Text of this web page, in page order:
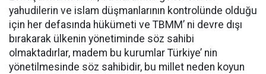
yahudilerin ve islam düşmanlarının kontrolünde olduğu
için her defasında hükümeti ve TBMM’ ni devre dışı
bırakarak ülkenin yönetiminde söz sahibi
olmaktadırlar, madem bu kurumlar Türkiye’ nin
yönetilmesinde söz sahibidir, bu millet neden koyun